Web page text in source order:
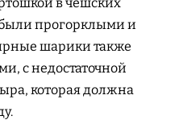
прогорклыми и
шарики также
с недостаточной
которая должна